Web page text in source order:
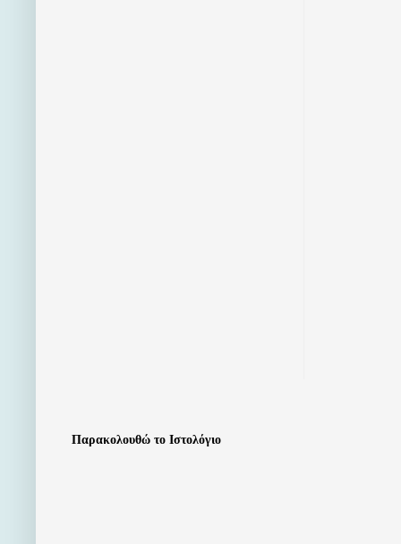
Παρακολουθώ το Ιστολόγιο